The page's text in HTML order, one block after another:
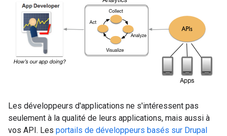
Les développeurs d'applications ne s'intéressent pas
seulement à la qualité de leurs applications, mais aussi à
vos API. Les portails de développeurs basés sur Drupal